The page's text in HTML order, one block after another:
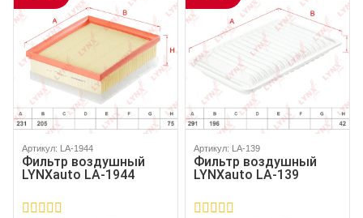
Артикул: LA-1944
Фильтр воздушный
LYNXauto LA-1944
Артикул: LA-139
Фильтр воздушный
LYNXauto LA-139